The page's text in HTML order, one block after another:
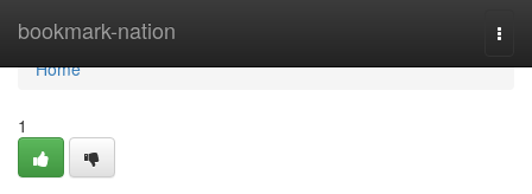
bookmark-nation
Home
Home
1